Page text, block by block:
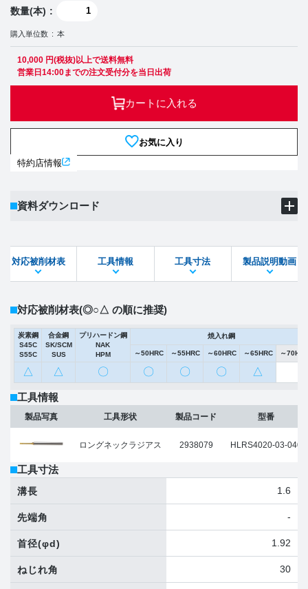
数量(本)
購入単位数 本
10,000 円(税抜)以上で送料無料
営業日14:00までの注文受付分を当日出荷
カートに入れる
お気に入り
特約店情報
資料ダウンロード
STEPファイル DXFファイル
対応被削材表 工具情報 工具寸法 製品説明動画
対応被削材表(◎○△ の順に推奨)
炭素鋼
S45C
S55C
合金鋼
SK/SCM
SUS
プリハードン鋼
NAK
HPM
焼入れ鋼
～50HRC ～55HRC ～60HRC ～65HRC ～
△ △ 〇 〇 〇 〇 △
工具情報
製品写真 工具形状
ロングネックラジアス
製品コード
2938079
型番
HLRS4020-03-040
工具寸法
溝長 1.6
先端角 -
首径(φd) 1.92
ねじれ角 30